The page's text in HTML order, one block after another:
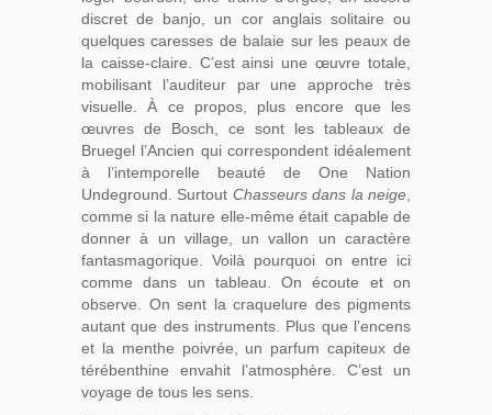
discret de banjo, un cor anglais solitaire ou
quelques caresses de balaie sur les peaux de
la caisse-claire. C’est ainsi une œuvre totale,
mobilisant l’auditeur par une approche très
visuelle. À ce propos, plus encore que les
œuvres de Bosch, ce sont les tableaux de
Bruegel l’Ancien qui correspondent idéalement
à l’intemporelle beauté de One Nation
Undeground. Surtout Chasseurs dans la neige
comme si la nature elle-même était capable de
donner à un village, un vallon un caractère
fantasmagorique. Voilà pourquoi on entre ici
comme dans un tableau. On écoute et on
observe. On sent la craquelure des pigments
autant que des instruments. Plus que l’encens
et la menthe poivrée, un parfum capiteux de
térébenthine envahit l’atmosphère. C’est un
voyage de tous les sens.